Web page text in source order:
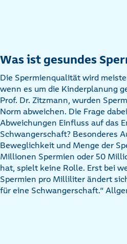
Was ist gesundes
Die Spermienqualität wird
wenn es um die Kinderplanung
Prof. Dr. Zitzmann, wurden
Norm abweichen. Die Frage
Abweichungen Einfluss auf das
Schwangerschaft? Besonderes
Beweglichkeit und Menge der
Millionen Spermien oder 50
hat, spielt keine Rolle. Erst bei
Spermien pro Milliliter ändert
für eine Schwangerschaft.“